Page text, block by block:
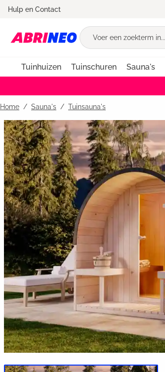
Ga naar de hoofdnavigatie
Hulp en Contact
Tuinhuizen Tuinschuren Sauna's
Home Sauna's / Tuinsauna's
Bildergalerie überspringen